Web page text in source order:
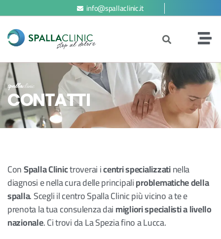
info@spallaclinic.it
spallaclinic
CONTATTI
ConSpalla Clinictroverai icentri specializzatinella
diagnosi e nella cura delle principaliproblematiche della
spalla. Scegli il centro Spalla Clinic più vicino a te e
prenota la tua consulenza daimigliori specialisti a livello
nazionale. Ci trovi da La Spezia fino a Lucca.